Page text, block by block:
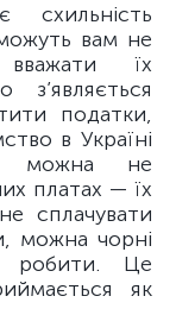
вам не
їх
податки,
в Україні
можна не
платах — їх
сплачувати
можна чорні
робити. Це
як